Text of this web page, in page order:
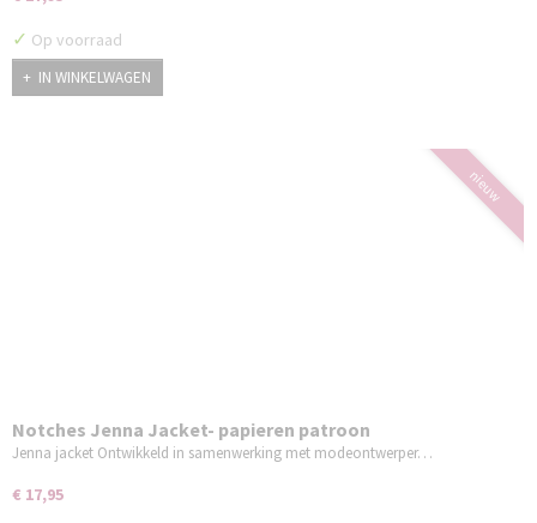
✓ Op voorraad
IN WINKELWAGEN
nieuw
Notches Jenna Jacket- papieren patroon
Jenna jacket Ontwikkeld in samenwerking met modeontwerper…
€ 17,95